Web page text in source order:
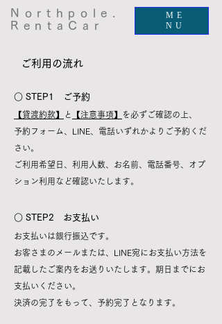
Northpole.
RentaCar
ME
NU
​ご利用の流れ
​○ STEP1 ご予約
【貸渡約款】 と​ 【注意事項】
を必ずご確認の上、
予約フォーム、LINE、電話いずれかよりご予約くだ
さい。
​ご利用希望日、利用人数、お名前、電話番号、オプ
ション利用など確認いたします。
​○ STEP2 お支払い
お支払いは銀行振込です。
お客さまのメールまたは、LINE宛にお支払い方法を
記載したご案内をお送りいたします。期日までにお
支払いください。
決済の完了をもって、予約完了となります。